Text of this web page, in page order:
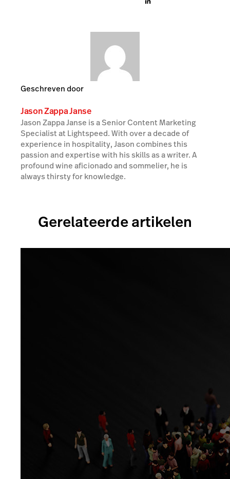
Geschreven door
Jason Zappa Janse
Jason Zappa Janse is a Senior Content Marketing
Specialist at Lightspeed. With over a decade of
experience in hospitality, Jason combines this
passion and expertise with his skills as a writer. A
profound wine aficionado and sommelier, he is
always thirsty for knowledge.
Gerelateerde artikelen